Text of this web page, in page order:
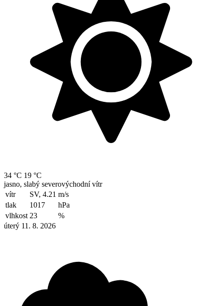
34 °C 19 °C
jasno, slabý severovýchodní vítr
vítr
SV, 4.21 m/s
tlak
1017
hPa
vlhkost 23
%
úterý 11. 8. 2026